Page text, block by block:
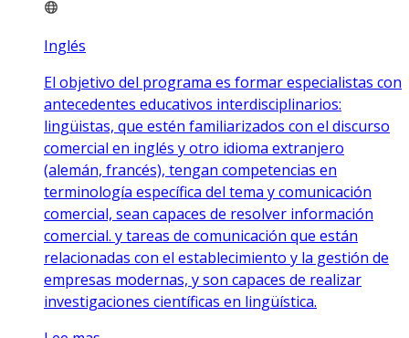
Inglés
El objetivo del programa es formar especialistas con
antecedentes educativos interdisciplinarios:
lingüistas, que estén familiarizados con el discurso
comercial en inglés y otro idioma extranjero
(alemán, francés), tengan competencias en
terminología específica del tema y comunicación
comercial, sean capaces de resolver información
comercial. y tareas de comunicación que están
relacionadas con el establecimiento y la gestión de
empresas modernas, y son capaces de realizar
investigaciones científicas en lingüística.